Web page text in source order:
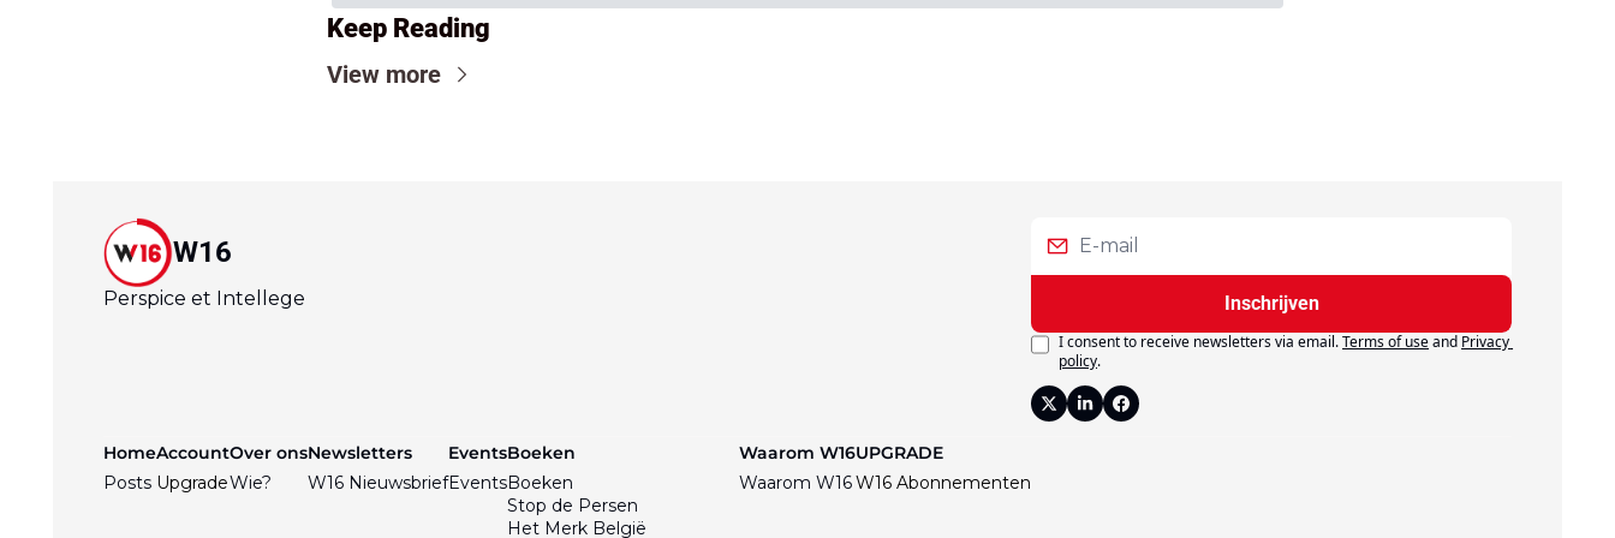
Keep Reading
View more
W16
Perspice et Intellege Inschrijven
I consent to receive newsletters via email.Terms of useand Privacy
policy.
Home
Posts
Account
Upgrade
Over ons
Wie?
Newsletters
W16 Nieuwsbrief
Events
Events
Boeken
Boeken
Stop de Persen
Het Merk België
Waarom W16
Waarom W16
UPGRADE
W16 Abonnementen